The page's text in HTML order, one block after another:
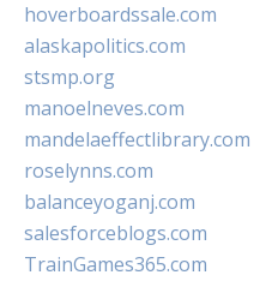
hoverboardssale.com
alaskapolitics.com
stsmp.org
manoelneves.com
mandelaeffectlibrary.com
roselynns.com
balanceyoganj.com
salesforceblogs.com
TrainGames365.com